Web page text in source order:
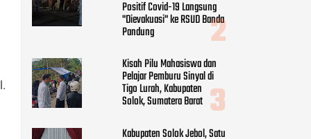
Kabupaten Solok Jebol, Satu
Warga Surian Positif Covid-
19
Rekapitulasi Suara Hampir
100 Persen, Ini 35 Anggota
DPRD Kabupaten Solok